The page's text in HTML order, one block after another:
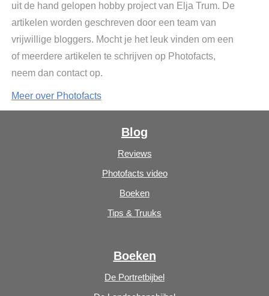
uit de hand gelopen hobby project van Elja Trum. De
artikelen worden geschreven door een team van
vrijwillige bloggers. Mocht je het leuk vinden om een
of meerdere artikelen te schrijven op Photofacts,
neem dan contact op.
Meer over Photofacts
Blog
Reviews
Photofacts video
Boeken
Tips & Truuks
Boeken
De Portretbijbel